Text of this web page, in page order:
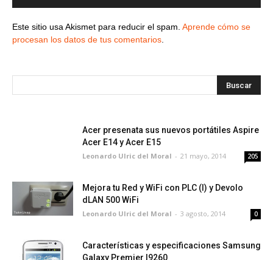
Este sitio usa Akismet para reducir el spam. Aprende cómo se
procesan los datos de tus comentarios
Acer presenata sus nuevos portátiles Aspire
Acer E14 y Acer E15
Leonardo Ulric del Moral - 21 mayo, 2014 205
Mejora tu Red y WiFi con PLC (I) y Devolo
dLAN 500 WiFi
Leonardo Ulric del Moral - 3 agosto, 2014 0
Características y especificaciones Samsung
Galaxy Premier I9260